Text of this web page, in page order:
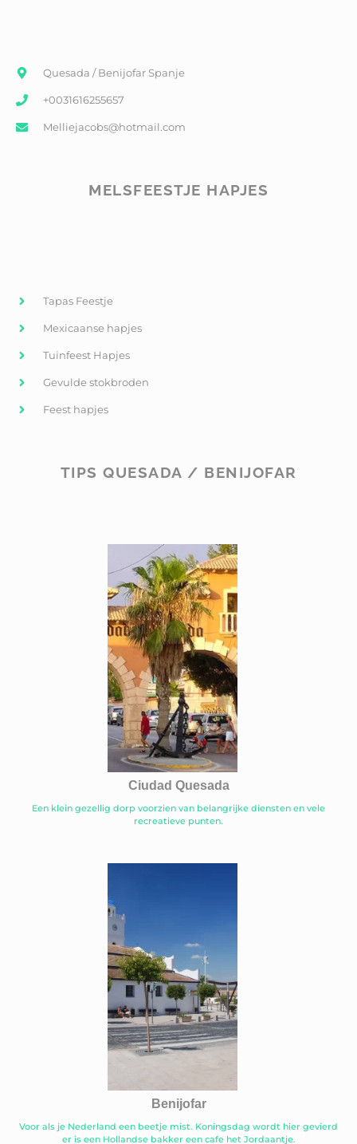
Quesada / Benijofar Spanje
+0031616255657
Melliejacobs@hotmail.com
MELSFEESTJE HAPJES
Tapas Feestje
Mexicaanse hapjes
Tuinfeest Hapjes
Gevulde stokbroden
Feest hapjes
TIPS QUESADA / BENIJOFAR
Ciudad Quesada
Een klein gezellig dorp voorzien van belangrijke diensten en vele
recreatieve punten.
Benijofar
Voor als je Nederland een beetje mist. Koningsdag wordt hier gevierd
er is een Hollandse bakker een cafe het Jordaantje.